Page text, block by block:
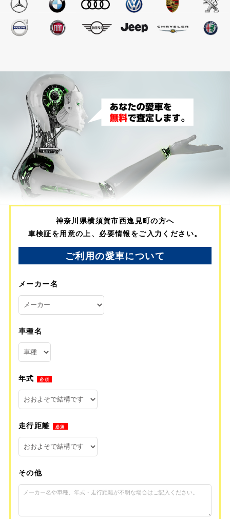
神奈川県横須賀市西逸見町の方へ
車検証を用意の上、必要情報をご入力ください。
ご利用の愛車について
メーカー名
車種名
年式 必須
走行距離 必須
その他